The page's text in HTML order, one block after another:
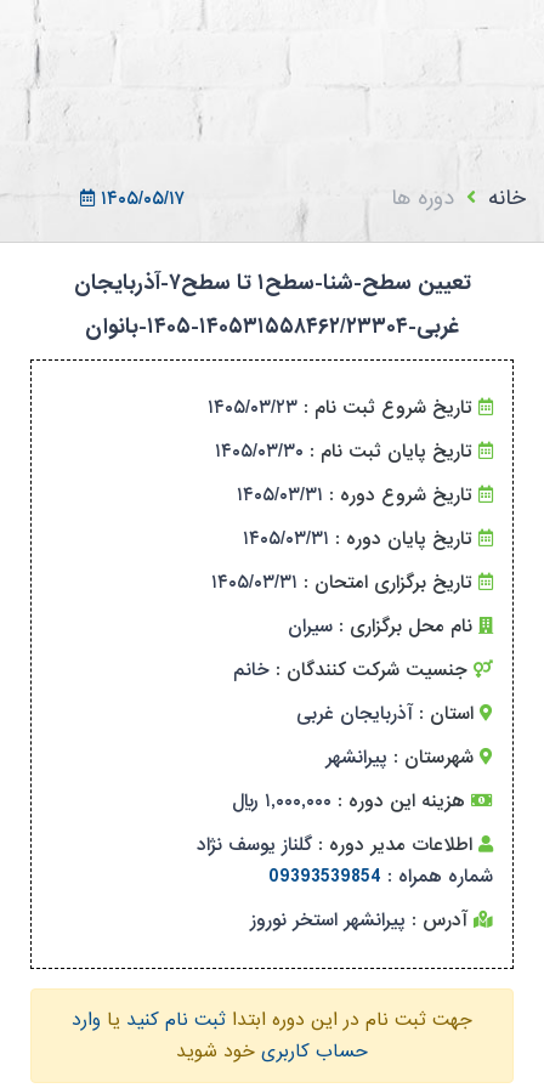
۱۴۰۵/۰۵/۱۷
خانه دوره ها
تعیین سطح-شنا-سطح۱ تا سطح۷-آذربایجان
غربی-۱۴۰۵۳۱۵۵۸۴۶۲/۲۳۳۰۴-۱۴۰۵-بانوان
تاریخ شروع ثبت نام : ۱۴۰۵/۰۳/۲۳
تاریخ پایان ثبت نام : ۱۴۰۵/۰۳/۳۰
تاریخ شروع دوره : ۱۴۰۵/۰۳/۳۱
تاریخ پایان دوره : ۱۴۰۵/۰۳/۳۱
تاریخ برگزاری امتحان : ۱۴۰۵/۰۳/۳۱
نام محل برگزاری : سیران
جنسیت شرکت کنندگان : خانم
استان : آذربایجان غربی
شهرستان : پیرانشهر
هزینه این دوره : ۱,۰۰۰,۰۰۰ ریال
اطلاعات مدیر دوره : گلناز یوسف نژاد
شماره همراه : 09393539854
آدرس : پیرانشهر استخر نوروز
جهت ثبت نام در این دوره ابتدا ثبت نام کنید یا وارد
حساب کاربری خود شوید